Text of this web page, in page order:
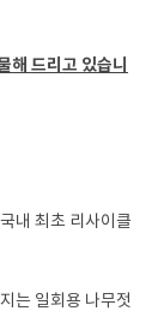
해 드리고 있습니
내 최초 리사이클
는 일회용 나무젓